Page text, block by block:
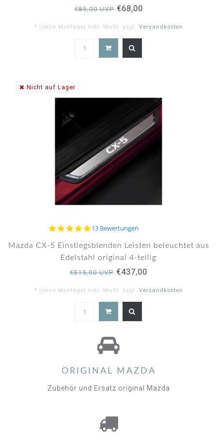
€85,00 UVP€68,00
* (ohne Montage) Inkl. MwSt. zzgl. Versandkosten
Nicht auf Lager
5.0
rating
13 Bewertungen
Mazda CX-5 Einstiegsblenden Leisten beleuchtet aus
Edelstahl original 4-teilig
€515,00 UVP €437,00
* (ohne Montage) Inkl. MwSt. zzgl. Versandkosten
ORIGINAL MAZDA
Zubehör und Ersatz original Mazda